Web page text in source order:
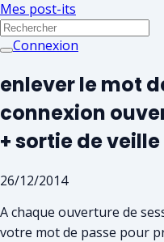
Mes post-its
Connexion
enlever le mot
connexion
+ sortie de veille
26/12/2014
A chaque ouverture de
votre mot de passe pour